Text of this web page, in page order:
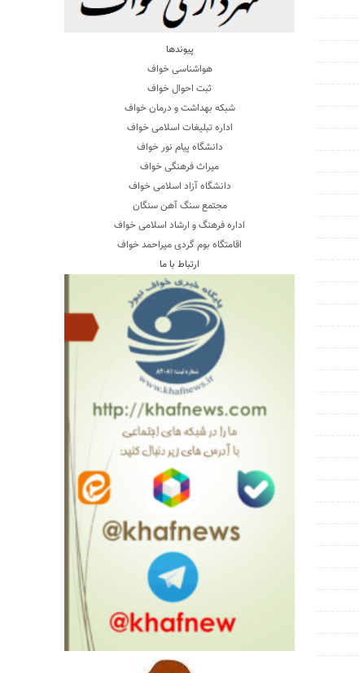
پیوندها
هواشناسی خواف
ثبت احوال خواف
شبکه بهداشت و درمان خواف
اداره تبلیغات اسلامی خواف
دانشگاه پیام نور خواف
میراث فرهنگی خواف
دانشگاه آزاد اسلامی خواف
مجتمع سنگ آهن سنگان
اداره فرهنگ و ارشاد اسلامی خواف
اقامتگاه بوم گردی میراحمد خواف
ارتباط با ما